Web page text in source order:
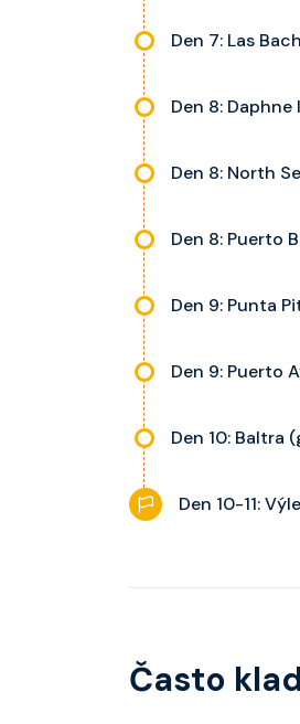
Den 7: Las
Den 8: Daphne
Den 8: North
Den 8: Puerto
Den 9: Punta
Den 9: Puerto
Den 10: Baltra
Den 10-11:
Často